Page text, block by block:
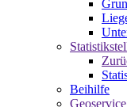
Beihilfe